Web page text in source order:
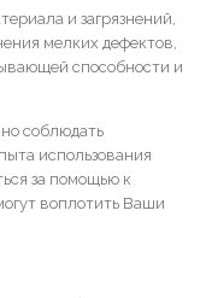
и загрязнений,
мелких дефектов,
способности и
соблюдать
использования
за помощью к
воплотить Ваши